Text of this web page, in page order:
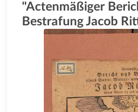
"Actenmäßiger
Bestrafung Jacob